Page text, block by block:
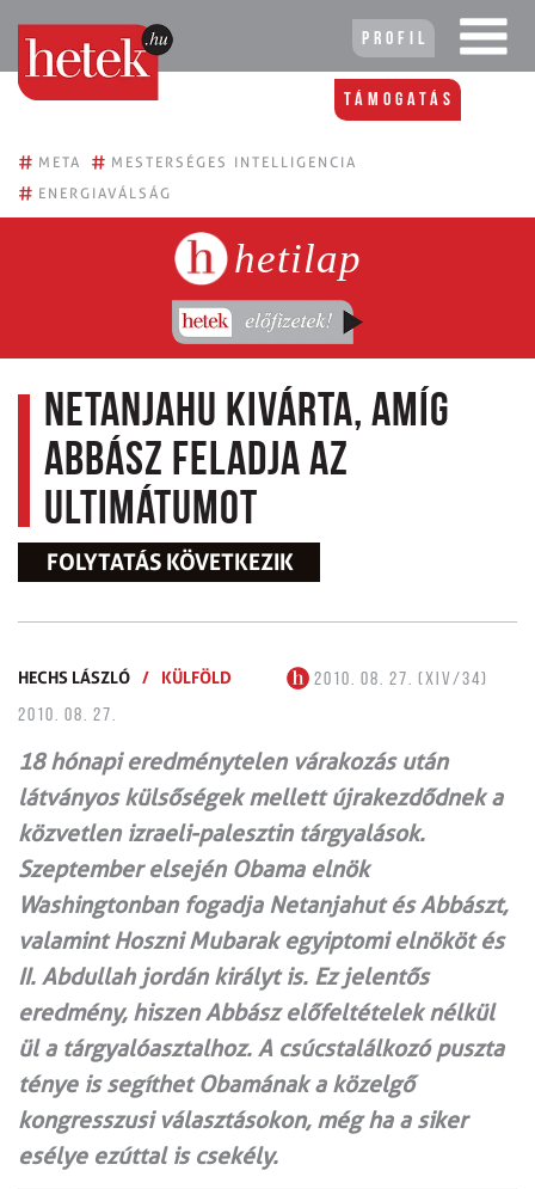
Profil
Támogatás
# META # MESTERSÉGES INTELLIGENCIA
# ENERGIAVÁLSÁG
hetilap
Netanjahu kivárta, amíg
Abbász feladja az
ultimátumot
FOLYTATÁS KÖVETKEZIK
HECHS LÁSZLÓ / KÜLFÖLD
2010. 08. 27. (XIV/34)
2010. 08. 27.
18 hónapi eredménytelen várakozás után
látványos külsőségek mellett újrakezdődnek a
közvetlen izraeli-palesztin tárgyalások.
Szeptember elsején Obama elnök
Washingtonban fogadja Netanjahut és Abbászt,
valamint Hoszni Mubarak egyiptomi elnököt és
II. Abdullah jordán királyt is. Ez jelentős
eredmény, hiszen Abbász előfeltételek nélkül
ül a tárgyalóasztalhoz. A csúcstalálkozó puszta
ténye is segíthet Obamának a közelgő
kongresszusi választásokon, még ha a siker
esélye ezúttal is csekély.